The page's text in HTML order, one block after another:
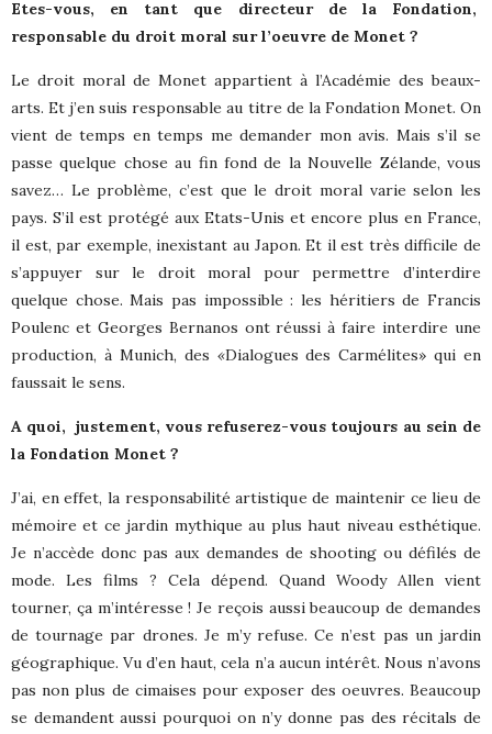
Etes-vous, en tant que directeur de la Fondation,
responsable du droit moral sur l’oeuvre de Monet ?
Le droit moral de Monet appartient à l’Académie des beaux-
arts. Et j’en suis responsable au titre de la Fondation Monet. On
vient de temps en temps me demander mon avis. Mais s’il se
passe quelque chose au fin fond de la Nouvelle Zélande, vous
savez… Le problème, c’est que le droit moral varie selon les
pays. S’il est protégé aux Etats-Unis et encore plus en France,
il est, par exemple, inexistant au Japon. Et il est très difficile de
s’appuyer sur le droit moral pour permettre d’interdire
quelque chose. Mais pas impossible : les héritiers de Francis
Poulenc et Georges Bernanos ont réussi à faire interdire une
production, à Munich, des «Dialogues des Carmélites» qui en
faussait le sens.
A quoi, justement, vous refuserez-vous toujours au sein de
la Fondation Monet ?
J’ai, en effet, la responsabilité artistique de maintenir ce lieu de
mémoire et ce jardin mythique au plus haut niveau esthétique.
Je n’accède donc pas aux demandes de shooting ou défilés de
mode. Les films ? Cela dépend. Quand Woody Allen vient
tourner, ça m’intéresse ! Je reçois aussi beaucoup de demandes
de tournage par drones. Je m’y refuse. Ce n’est pas un jardin
géographique. Vu d’en haut, cela n’a aucun intérêt. Nous n’avons
pas non plus de cimaises pour exposer des oeuvres. Beaucoup
se demandent aussi pourquoi on n’y donne pas des récitals de